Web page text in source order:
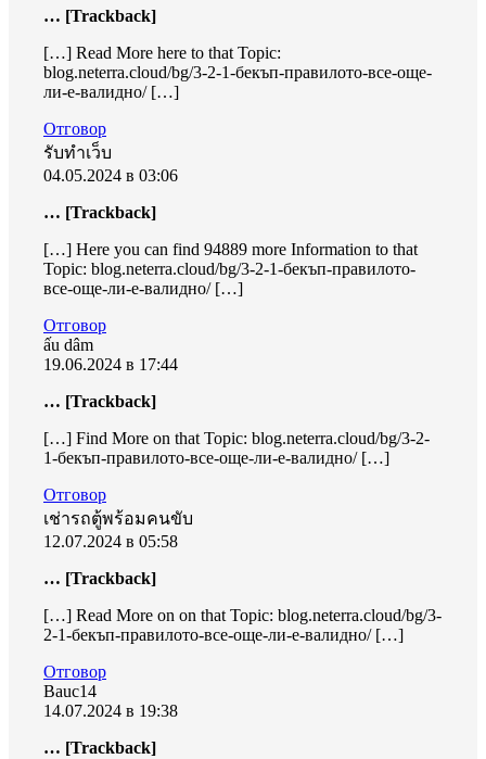
… [Trackback]
[…] Read More here to that Topic:
blog.neterra.cloud/bg/3-2-1-бекъп-правилото-все-още-
ли-е-валидно/ […]
Отговор
รับทำเว็บ
04.05.2024 в 03:06
… [Trackback]
[…] Here you can find 94889 more Information to that
Topic: blog.neterra.cloud/bg/3-2-1-бекъп-правилото-
все-още-ли-е-валидно/ […]
Отговор
ấu dâm
19.06.2024 в 17:44
… [Trackback]
[…] Find More on that Topic: blog.neterra.cloud/bg/3-2-
1-бекъп-правилото-все-още-ли-е-валидно/ […]
Отговор
เช่ารถตู้พร้อมคนขับ
12.07.2024 в 05:58
… [Trackback]
[…] Read More on on that Topic: blog.neterra.cloud/bg/3-
2-1-бекъп-правилото-все-още-ли-е-валидно/ […]
Отговор
Bauc14
14.07.2024 в 19:38
… [Trackback]